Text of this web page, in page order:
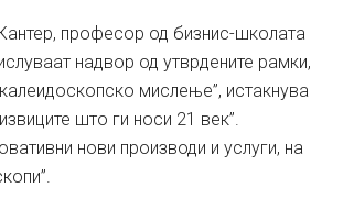
професор од бизнис-школата
надвор од утврдените рамки,
мислење”, истакнува
што ги носи 21 век”.
нови производи и услуги, на